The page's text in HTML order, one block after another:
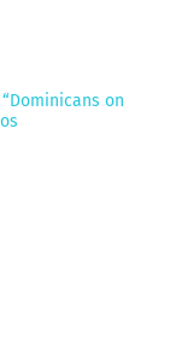
on